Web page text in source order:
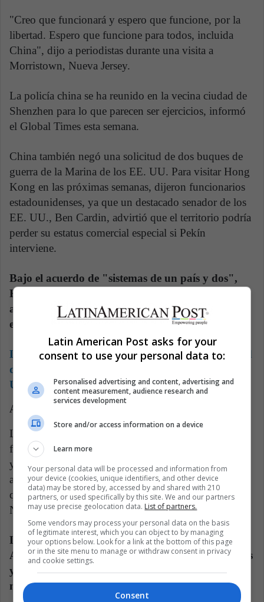
"Creo que funcionará y espero que funcione, por la
libertad. Espero que funcione para todos, incluida
China", dijo a periodistas durante una visita a
Morristown, Nueva Jersey.
La policía china se ha reunido en la vecina ciudad de
Shenzhen para lo que parecen ser ejercicios, informó
el Global Times esta semana.
China también negó una solicitud de dos buques de
guerra de la Marina de los EE. UU. Para visitar Hong
Kong en las próximas semanas, dijeron funcionarios
estadounidenses, ya que un destacado senador de los
EE. UU., Ben Cardin, advirtió que el territorio podría
perder su estatus comercial especial si Pekín
interviene.
Bajo el acuerdo de "sistemas de un país y dos",
Hong Kong tenía garantizado un alto grado de
autonomía y derechos humanos después de su
entrega a China.
Lea también:Nueva regla descalificaría a la mitad
de los inmigrantes que solicitan una visa en EE.
UU.
AEROPUERTO ABIERTO
La sangre, los escombros y los signos de la pelea
fueron eliminados durante la noche, y los limpiadores
y manifestantes mismos quitaron los carteles
antigubernamentales de las paredes del aeropuerto,
que fue diseñado por el famoso arquitecto británico
Norman Foster.
La aerolínea de Hong Kong Cathay Pacific
Airways dijo que se canceló un total de 272 salidas
y llegadas debido a los disturbios, que afectaron a
más de 55,000 pasajeros.
Latin American Post asks for your
consent to use your personal data to:
Personalised advertising and content, advertising and
content measurement, audience research and
services development
Store and/or access information on a device
Learn more
Your personal data will be processed and information from
your device (cookies, unique identifiers, and other device
data) may be stored by, accessed by and shared with 210
partners, or used specifically by this site. We and our partners
may use precise geolocation data. List of partners.
Some vendors may process your personal data on the basis
of legitimate interest, which you can object to by managing
your options below. Look for a link at the bottom of this page
or in the site menu to manage or withdraw consent in privacy
and cookie settings.
Consent